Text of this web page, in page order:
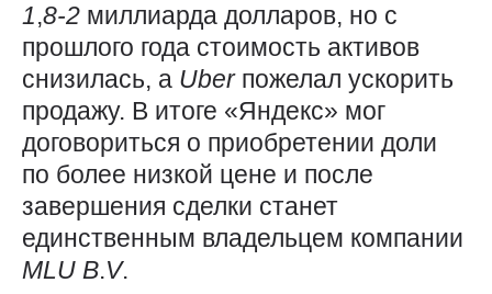
1,8-2 миллиарда долларов, но с
прошлого года стоимость активов
снизилась, а Uber пожелал ускорить
продажу. В итоге «Яндекс» мог
договориться о приобретении доли
по более низкой цене и после
завершения сделки станет
единственным владельцем компании
MLU B.V.